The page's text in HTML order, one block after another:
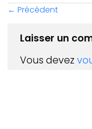
← Précédent
Laisser un
Vous devez